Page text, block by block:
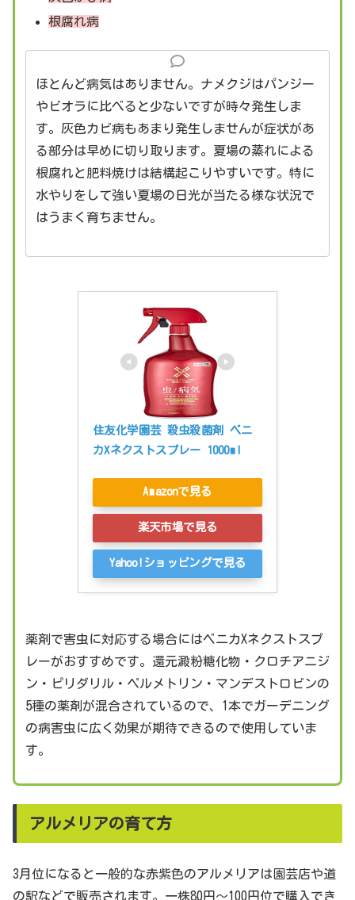
根腐れ病
ほとんど病気はありません。ナメクジはパンジー
やビオラに比べると少ないですが時々発生しま
す。灰色カビ病もあまり発生しませんが症状があ
る部分は早めに切り取ります。夏場の蒸れによる
根腐れと肥料焼けは結構起こりやすいです。特に
水やりをして強い夏場の日光が当たる様な状況で
はうまく育ちません。
住友化学園芸 殺虫殺菌剤 ベニ
カXネクストスプレー 1000ml
Amazonで見る
楽天市場で見る
Yahoo!ショッピングで見る
薬剤で害虫に対応する場合にはベニカXネクストスプ
レーがおすすめです。還元澱粉糖化物・クロチアニジ
ン・ピリダリル・ペルメトリン・マンデストロビンの
5種の薬剤が混合されているので、1本でガーデニング
の病害虫に広く効果が期待できるので使用していま
す。
アルメリアの育て方
3月位になると一般的な赤紫色のアルメリアは園芸店や道
の駅などで販売されます。一株80円～100円位で購入でき